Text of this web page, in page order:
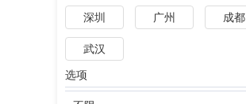
深圳 广州 成都
武汉
选项